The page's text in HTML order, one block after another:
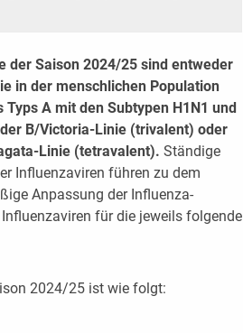
der Saison 2024/25 sind entweder
in der menschlichen Population
A mit den Subtypen H1N1 und
B/Victoria-Linie (trivalent) oder
Linie (tetravalent). Ständige
Influenzaviren führen zu dem
Anpassung der Influenza-
für die jeweils folgende
2024/25 ist wie folgt: